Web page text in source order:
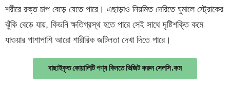
শরীরে রক্ত চাপ বেড়ে যেতে পারে। এছাড়াও নিয়মিত দেরিতে ঘুমালে স্ট্রোকের
ঝুঁকি বেড়ে যায়, কিডনি ক্ষতিগ্রস্থ হতে পারে সেই সাথে দৃষ্টিশক্তি কমে
যাওয়ার পাশাপাশি আরো শারীরিক জটিলতা দেখা দিতে পারে।
বাছাইকৃত কোয়ালিটি পণ্য কিনতে ভিজিট করুন সেলসি.কম